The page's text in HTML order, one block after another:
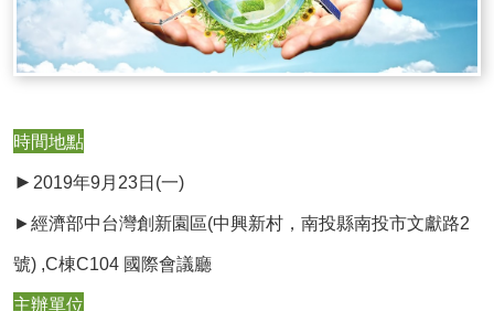
時間地點
► 2019年9月23日(一)
►經濟部中台灣創新園區(中興新村，南投縣南投市文獻路2
號) ,C棟C104 國際會議廳
主辦單位